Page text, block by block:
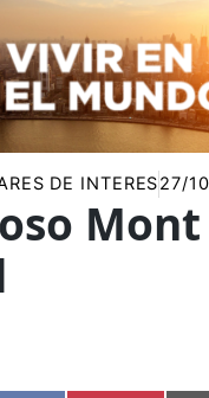
DE INTERES27/